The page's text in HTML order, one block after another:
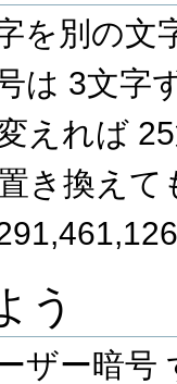
を別の文
は 3文字
えれば
き換え
う
ザー暗